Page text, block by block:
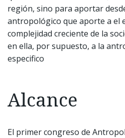
región, sino para aportar
antropológico que aporte a el
complejidad creciente de la
en ella, por supuesto, a la
especifico
Alcance
El primer congreso de